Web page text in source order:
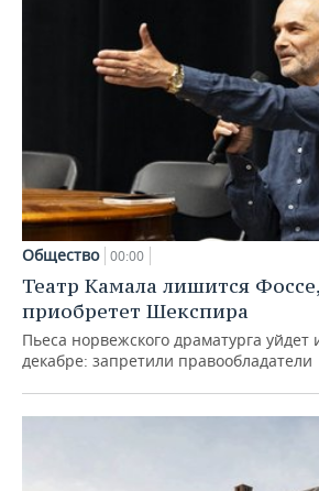
Общество 00:00
Театр Камала лишится
приобретет Шекспира
Пьеса норвежского драматурга уйдет
декабре: запретили правообладатели